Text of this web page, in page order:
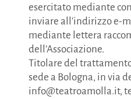
esercitato mediante
inviare all'indirizzo e-
mediante lettera
dell’Associazione.
Titolare del
sede a Bologna, in via
info@teatroamolla.it,